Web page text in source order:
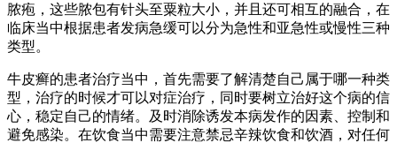
脓疱，这些脓包有针头至粟粒大小，并且还可相互的融合，在
临床当中根据患者发病急缓可以分为急性和亚急性或慢性三种
类型。
牛皮癣的患者治疗当中，首先需要了解清楚自己属于哪一种类
型，治疗的时候才可以对症治疗，同时要树立治好这个病的信
心，稳定自己的情绪。及时消除诱发本病发作的因素、控制和
避免感染。在饮食当中需要注意禁忌辛辣饮食和饮酒，对任何